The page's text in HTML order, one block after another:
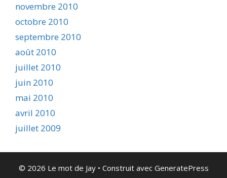
novembre 2010
octobre 2010
septembre 2010
août 2010
juillet 2010
juin 2010
mai 2010
avril 2010
juillet 2009
© 2026 Le mot de Jay• Construit avec GeneratePress